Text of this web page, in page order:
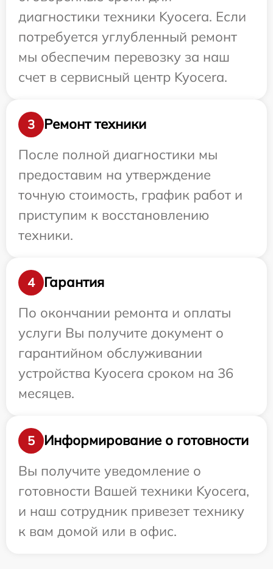
диагностики техники Kyocera. Если
потребуется углубленный ремонт
мы обеспечим перевозку за наш
счет в сервисный центр Kyocera.
3
Ремонт техники
После полной диагностики мы
предоставим на утверждение
точную стоимость, график работ и
приступим к восстановлению
техники.
4
Гарантия
По окончании ремонта и оплаты
услуги Вы получите документ о
гарантийном обслуживании
устройства Kyocera сроком на 36
месяцев.
5
Информирование о готовности
Вы получите уведомление о
готовности Вашей техники Kyocera,
и наш сотрудник привезет технику
к вам домой или в офис.